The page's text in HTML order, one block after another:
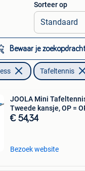
Alle afstanden…
Sorteer op
Bewaar je zoekopdracht
Tafeltennis
JOOLA Mini
Tweede kansje, OP =
€ 54,34
Bezoek website